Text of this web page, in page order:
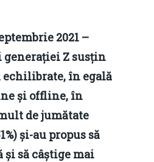
2021 –
generației Z susțin
în egală
și offline, în
de jumătate
și-au propus să
și să câștige mai